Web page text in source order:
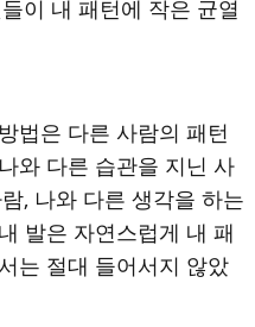
이 내 패턴에 작은 균열
법은 다른 사람의 패턴
와 다른 습관을 지닌 사
, 나와 다른 생각을 하는
발은 자연스럽게 내 패
는 절대 들어서지 않았